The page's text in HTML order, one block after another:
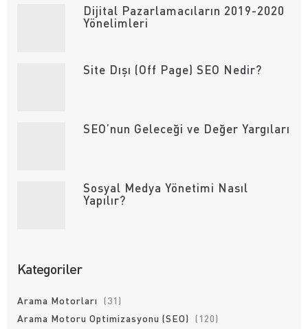
Dijital Pazarlamacıların 2019-2020
Yönelimleri
Site Dışı (Off Page) SEO Nedir?
SEO’nun Geleceği ve Değer Yargıları
Sosyal Medya Yönetimi Nasıl
Yapılır?
Kategoriler
Arama Motorları
(31)
Arama Motoru Optimizasyonu (SEO)
(120)